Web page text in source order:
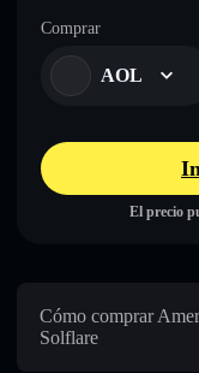
Comprar
AOL
El precio
Cómo comprar
Solflare